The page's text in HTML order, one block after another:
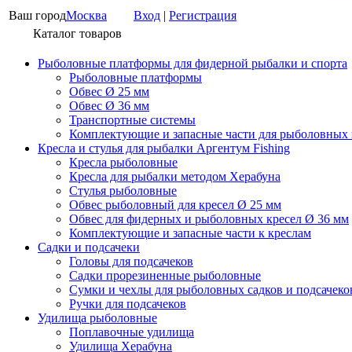
Ваш городМосква Вход | Регистрация
Каталог товаров
Рыболовные платформы для фидерной рыбалки и спорта
Рыболовные платформы
Обвес Ø 25 мм
Обвес Ø 36 мм
Транспортные системы
Комплектующие и запасные части для рыболовных
Кресла и стулья для рыбалки Аргентум Fishing
Кресла рыболовные
Кресла для рыбалки методом Херабуна
Стулья рыболовные
Обвес рыболовный для кресел Ø 25 мм
Обвес для фидерных и рыболовных кресел Ø 36 мм
Комплектующие и запасные части к креслам
Садки и подсачеки
Головы для подсачеков
Садки прорезиненные рыболовные
Сумки и чехлы для рыболовных садков и
Ручки для подсачеков
Удилища рыболовные
Поплавочные удилища
Удилища Херабуна